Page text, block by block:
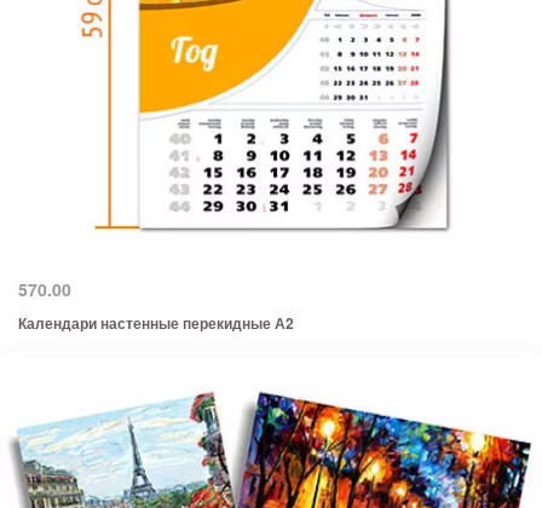
570.00
Календари настенные перекидные А2